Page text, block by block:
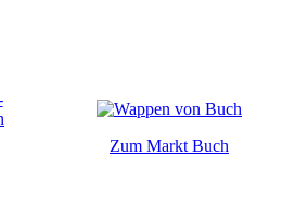
Zum Markt Buch